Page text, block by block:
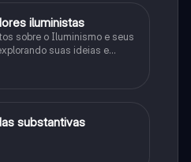
iluministas
sobre o Iluminismo e seus
suas ideias e
substantivas